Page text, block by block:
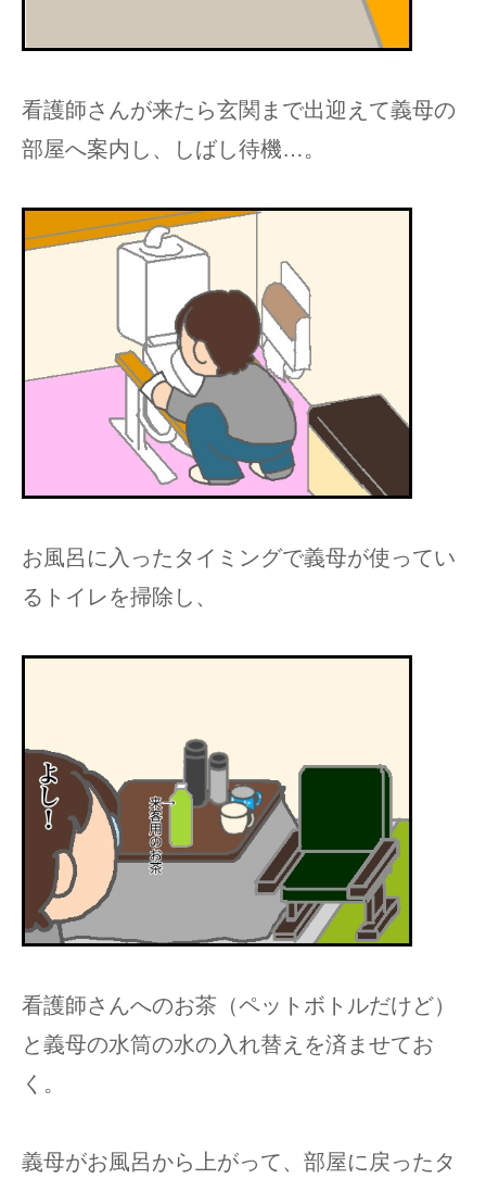
看護師さんが来たら玄関まで出迎えて義母の
部屋へ案内し、しばし待機…。
お風呂に入ったタイミングで義母が使ってい
るトイレを掃除し、
看護師さんへのお茶（ペットボトルだけど）
と義母の水筒の水の入れ替えを済ませてお
く。
義母がお風呂から上がって、部屋に戻ったタ